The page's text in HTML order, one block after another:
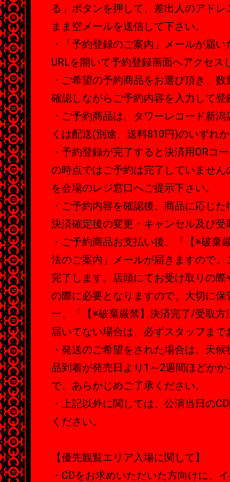
る」ボタンを押して、差出人のアド
まま空メールを送信して下さい。
・「予約登録のご案内」メールが届
URLを開いて予約登録画面へアクセス
・ご希望の予約商品をお選び頂き、
確認しながらご予約内容を入力して登
・ご予約商品は、タワーレコード新
くは配送(別途、送料810円)のいずれ
・予約登録が完了すると決済用ORコ
の時点ではご予約は完了していません
を会場のレジ窓口へご提示下さい。
・ご予約内容を確認後、商品に応じ
決済確定後の変更・キャンセル及び
・ご予約商品お支払い後、「【※破棄
法のご案内」メールが届きますので
完了します。店頭にてお受け取りの
の際に必要となりますので、大切に
一、「【※破棄厳禁】決済完了/受取方
届いてない場合は、必ずスタッフまで
・発送のご希望をされた場合は、天
品到着が発売日より1～2週間ほどか
で、あらかじめご了承ください。
・上記以外に関しては、公演当日の
ください。
【優先観覧エリア入場に関して】
・CDをお求めいただいた方向けに、